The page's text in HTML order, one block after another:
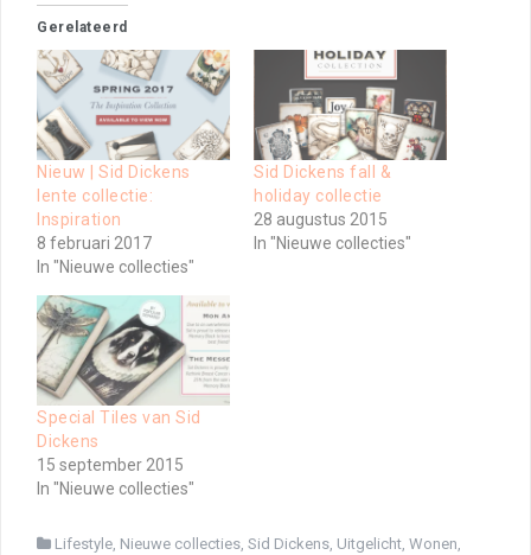
Gerelateerd
Nieuw | Sid Dickens
lente collectie:
Inspiration
8 februari 2017
In "Nieuwe collecties"
Sid Dickens fall &
holiday collectie
28 augustus 2015
In "Nieuwe collecties"
Special Tiles van Sid
Dickens
15 september 2015
In "Nieuwe collecties"
Lifestyle, Nieuwe collecties, Sid Dickens, Uitgelicht, Wonen,